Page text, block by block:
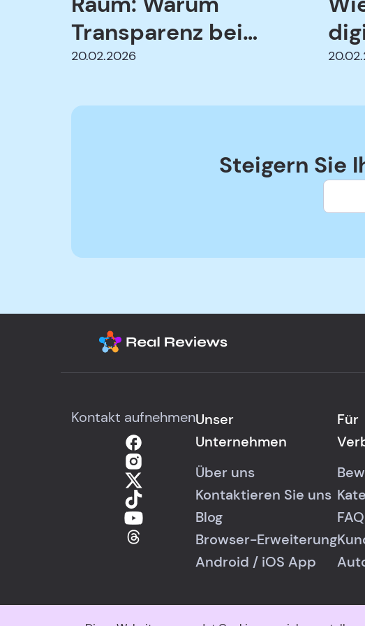
Transparenz bei
Online-Diensten
20.02.2026
Steigern Sie
Kontakt aufnehmenUnser
Unternehmen
Über uns
Kontaktieren Sie uns
Blog
Browser-Erweiterung
Android / iOS App
Für
FAQ